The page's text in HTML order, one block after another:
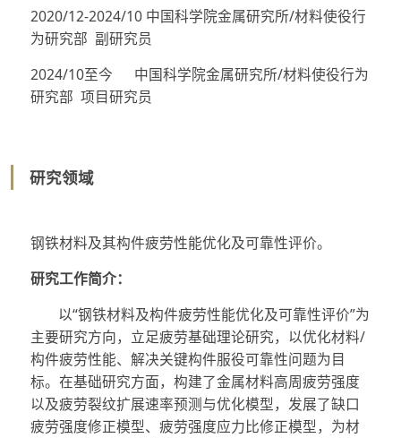
2020/12-2024/10 中国科学院金属研究所/材料使役行
为研究部 副研究员
2024/10至今 中国科学院金属研究所/材料使役行为
研究部 项目研究员
研究领域
钢铁材料及其构件疲劳性能优化及可靠性评价。
研究工作简介：
以“钢铁材料及构件疲劳性能优化及可靠性评价”为
主要研究方向，立足疲劳基础理论研究，以优化材料/
构件疲劳性能、解决关键构件服役可靠性问题为目
标。在基础研究方面，构建了金属材料高周疲劳强度
以及疲劳裂纹扩展速率预测与优化模型，发展了缺口
疲劳强度修正模型、疲劳强度应力比修正模型，为材